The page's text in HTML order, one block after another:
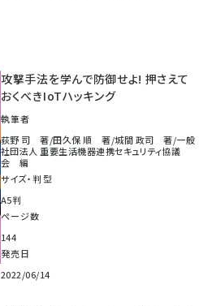
攻撃手法を学んで防御せよ! 押さえて
おくべきIoTハッキング
執筆者
荻野 司 著/田久保 順 著/城間 政司 著/一般
社団法人 重要生活機器連携セキュリティ協議
会 編
サイズ・判型
A5判
ページ数
144
発売日
2022/06/14